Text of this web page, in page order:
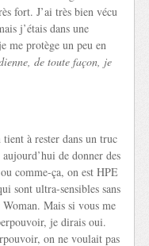
fort. J’ai très bien vécu
j’étais dans une
me protège un peu en
de toute façon, je
à rester dans un truc
de donner des
comme-ça, on est HPE
sont ultra-sensibles sans
Mais si vous me
je dirais oui.
on ne voulait pas